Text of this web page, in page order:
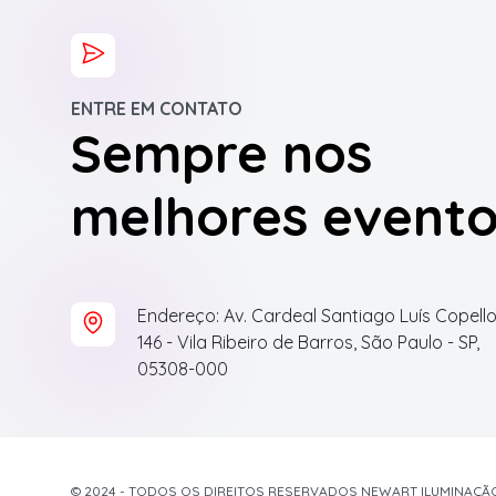
ENTRE EM CONTATO
Sempre nos
melhores
Endereço: Av. Cardeal Santiago Luís
146 - Vila Ribeiro de Barros, São Paulo - SP,
05308-000
© 2024 - TODOS OS DIREITOS RESERVADOS NEWART